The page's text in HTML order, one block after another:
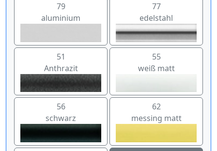
79
aluminium
77
edelstahl
51
Anthrazit
55
weiß matt
56
schwarz
62
messing matt